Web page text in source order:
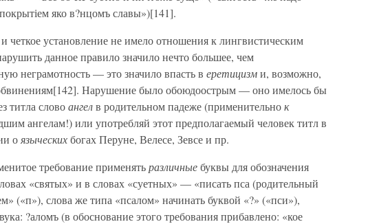
яко в?нцомъ славы»)[141].
четкое установление не имело отношения к лингвистическим
данное правило значило нечто большее, чем
неграмотность — это значило впасть в еретицизми, возможно,
Нарушение было обоюдоострым — оно имелось бы
титла словоангелв родительном падеже (применительнок
ангелам!) или употребляй этот предполагаемый человек титл в
оязыческихбогах Перуне, Велесе, Зевсе и пр.
требование применятьразличныебуквы для обозначения
«святых» и в словах «суетных» — «писать пса (родительный
(«п»), слова же типа «псалом» начинать буквой «?» («пси»),
?аломъ (в обоснование этого требования прибавлено: «кое